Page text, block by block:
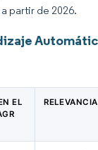
partir de 2026.
EL